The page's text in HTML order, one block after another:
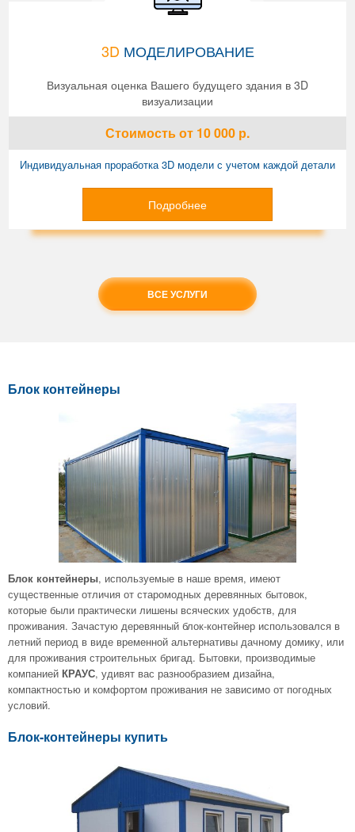
3D МОДЕЛИРОВАНИЕ
Визуальная оценка Вашего будущего здания в 3D
визуализации
Стоимостьот 10 000 р.
Индивидуальная проработка 3D модели с учетом каждой детали
Подробнее
ВСЕ УСЛУГИ
Блок контейнеры
Блок контейнеры, используемые в наше время, имеют
существенные отличия от старомодных деревянных бытовок,
которые были практически лишены всяческих удобств, для
проживания. Зачастую деревянный блок-контейнер использовался в
летний период в виде временной альтернативы дачному домику, или
для проживания строительных бригад. Бытовки, производимые
компанией КРАУС, удивят вас разнообразием дизайна,
компактностью и комфортом проживания не зависимо от погодных
условий.
Блок-контейнеры купить